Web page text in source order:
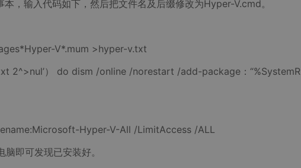
输入代码如下，然后把文件名及后缀修改为Hyper-V.cmd。
V*.mum >hyper-v.txt
） do dism /online /norestart /add-package：“%SystemR
Hyper-V-All /LimitAccess /ALL
即可发现已安装好。